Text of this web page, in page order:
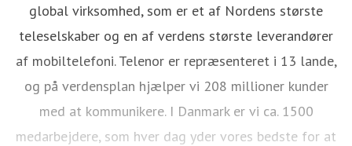
global virksomhed, som er et af Nordens største
teleselskaber og en af verdens største leverandører
af mobiltelefoni. Telenor er repræsenteret i 13 lande,
og på verdensplan hjælper vi 208 millioner kunder
med at kommunikere. I Danmark er vi ca. 1500
medarbejdere, som hver dag yder vores bedste for at